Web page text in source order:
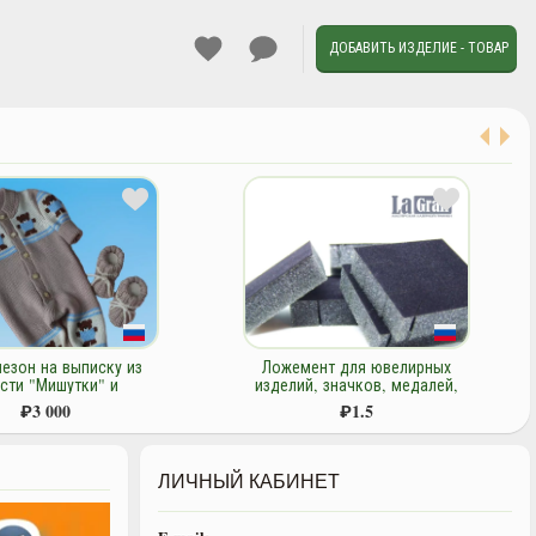
ДОБАВИТЬ ИЗДЕЛИЕ - ТОВАР
для ювелирных
значков, медалей,
продукции на
основе
₽1.5
Комбинезон детский из
мериносовой шерсти
"Барашки" и пинетки.
₽3 700
ЛИЧНЫЙ КАБИНЕТ